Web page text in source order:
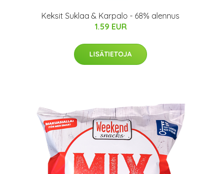
Keksit Suklaa & Karpalo - 68% alennus
1.59 EUR
LISÄTIETOJA